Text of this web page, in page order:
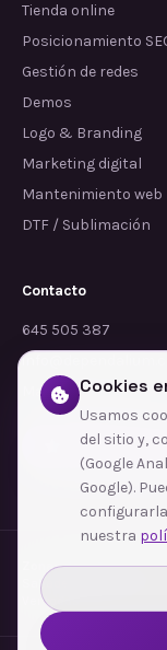
Tienda online
Posicionamiento
Gestión de redes
Demos
Logo & Branding
Marketing digital
Mantenimiento web
DTF / Sublimación
Contacto
645 505 387
Mataró (Barcelona)
Déjanos tu
Zonas de cobertura·
Sabadell
Ver todas las zonas →
Cookies
Usamos
del sitio y,
(Google
Google).
nuestra